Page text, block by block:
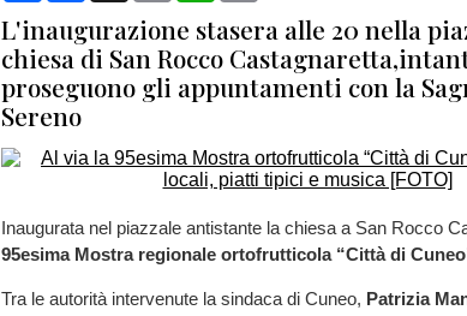
L'inaugurazione stasera alle 20 nella
chiesa di San Rocco
proseguono gli appuntamenti con la
Sereno
Inaugurata nel piazzale antistante la chiesa a San Rocco
95esima Mostra regionale ortofrutticola “Città di
Tra le autorità intervenute la sindaca di Cuneo, Patrizia